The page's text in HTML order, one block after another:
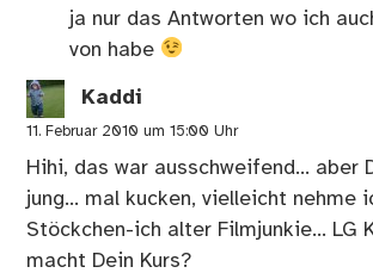
ja nur das Antworten wo ich
von habe
Kaddi
11. Februar 2010 um 15:00 Uhr
Hihi, das war ausschweifend… aber
jung… mal kucken, vielleicht nehme
Stöckchen-ich alter Filmjunkie… LG
macht Dein Kurs?